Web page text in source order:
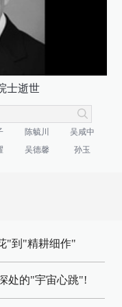
士逝世
陈毓川
吴咸中
吴德馨 孙玉
"到"精耕细作"
处的"宇宙心跳"!